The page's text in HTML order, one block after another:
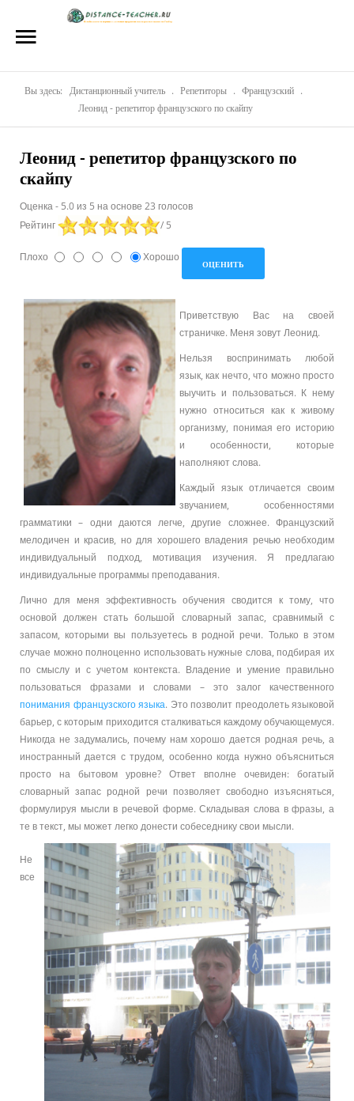
Репетиторы
Стоимость
Акции
Блог
Контакты
Вы здесь: Дистанционный учитель . Репетиторы . Французский
.
Леонид - репетитор французского по скайпу
Леонид - репетитор французского по
скайпу
Оценка - 5.0 из 5 на основе 23 голосов
Рейтинг
/ 5
Плохо Хорошо
Приветствую Вас на своей
страничке. Меня зовут Леонид.
Нельзя воспринимать любой
язык, как нечто, что можно просто
выучить и пользоваться. К нему
нужно относиться как к живому
организму, понимая его историю
и особенности, которые
наполняют слова.
Каждый язык отличается своим
звучанием, особенностями
грамматики – одни даются легче, другие сложнее. Французский
мелодичен и красив, но для хорошего владения речью необходим
индивидуальный подход, мотивация изучения. Я предлагаю
индивидуальные программы преподавания.
Лично для меня эффективность обучения сводится к тому, что
основой должен стать большой словарный запас, сравнимый с
запасом, которыми вы пользуетесь в родной речи. Только в этом
случае можно полноценно использовать нужные слова, подбирая их
по смыслу и с учетом контекста. Владение и умение правильно
пользоваться фразами и словами – это залог качественного
понимания французского языка. Это позволит преодолеть языковой
барьер, с которым приходится сталкиваться каждому обучающемуся.
Никогда не задумались, почему нам хорошо дается родная речь, а
иностранный дается с трудом, особенно когда нужно объясниться
просто на бытовом уровне? Ответ вполне очевиден: богатый
словарный запас родной речи позволяет свободно изъясняться,
формулируя мысли в речевой форме. Складывая слова в фразы, а
те в текст, мы может легко донести собеседнику свои мысли.
Не
все